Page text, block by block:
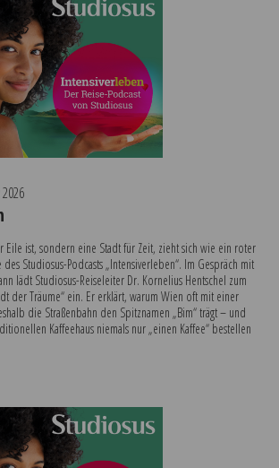
Eile ist, sondern eine Stadt für Zeit, zieht sich wie ein roter
Studiosus-Podcasts „Intensiverleben“. Im Gespräch mit
lädt Studiosus-Reiseleiter Dr. Kornelius Hentschel zum
der Träume“ ein. Er erklärt, warum Wien oft mit einer
die Straßenbahn den Spitznamen „Bim“ trägt – und
Kaffeehaus niemals nur „einen Kaffee“ bestellen